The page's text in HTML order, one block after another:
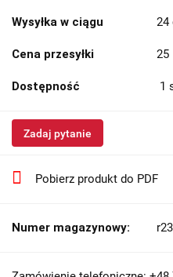
Wysyłka w ciągu 24
Cena przesyłki 25
Dostępność 1
Zadaj pytanie
Pobierz produkt do PDF
Numer magazynowy: